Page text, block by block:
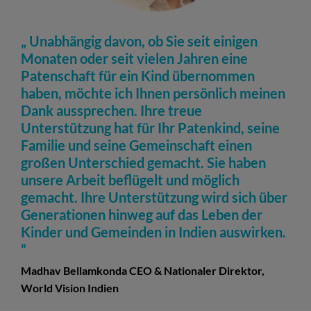
Unabhängig davon, ob Sie seit einigen
Monaten oder seit vielen Jahren eine
Patenschaft für ein Kind übernommen
haben, möchte ich Ihnen persönlich meinen
Dank aussprechen. Ihre treue
Unterstützung hat für Ihr Patenkind, seine
Familie und seine Gemeinschaft einen
großen Unterschied gemacht. Sie haben
unsere Arbeit beflügelt und möglich
gemacht. Ihre Unterstützung wird sich über
Generationen hinweg auf das Leben der
Kinder und Gemeinden in Indien auswirken.
Madhav Bellamkonda CEO & Nationaler Direktor,
World Vision Indien